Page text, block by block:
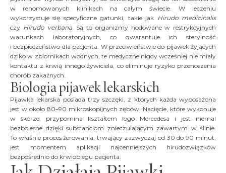
w renomowanych klinikach na całym świecie. W leczeniu
wykorzystuje się specyficzne gatunki, takie jak Hirudo medicinalis
czy Hirudo verbana. Są to organizmy hodowane w restrykcyjnych
warunkach laboratoryjnych, co gwarantuje ich sterylność
i bezpieczeństwo dla pacjenta. W przeciwieństwie do pijawek żyjących
dziko w zbiornikach wodnych, te medyczne nigdy wcześniej nie miały
kontaktu z krwią innego żywiciela, co eliminuje ryzyko przenoszenia
chorób zakaźnych.
Biologia pijawek lekarskich
Pijawka lekarska posiada trzy szczęki, z których każda wyposażona
jest w około 80–90 mikroskopijnych zębów. Nacięcie, które wykonuje
w skórze, przypomina kształtem logo Mercedesa i jest niemal
bezbolesne dzięki substancjom znieczulającym zawartym w ślinie.
To właśnie proces żerowania, trwający zazwyczaj od 30 do 90 minut,
jest momentem aplikacji najcenniejszych hirudozwiązków
bezpośrednio do krwiobiegu pacjenta.